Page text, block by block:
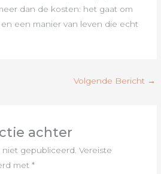
dan de kosten: het gaat om
een manier van leven die echt
Volgende Bericht →
achter
niet gepubliceerd. Vereiste
met *